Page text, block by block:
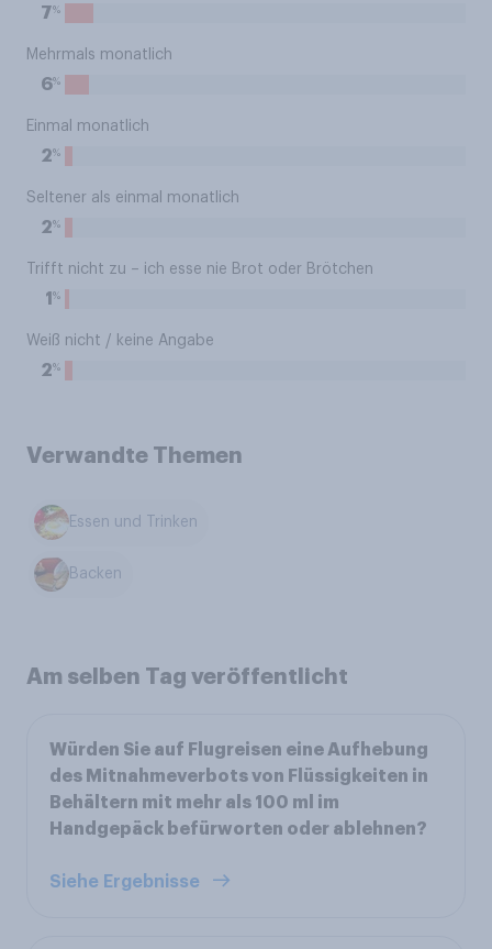
7%
Mehrmals monatlich
6%
Einmal monatlich
2%
Seltener als einmal monatlich
2%
Trifft nicht zu – ich esse nie Brot oder Brötchen
1 %
Weiß nicht / keine Angabe
2%
Verwandte Themen
Essen und Trinken
Backen
Am selben Tag veröffentlicht
Würden Sie auf Flugreisen eine Aufhebung
des Mitnahmeverbots von Flüssigkeiten in
Behältern mit mehr als 100 ml im
Handgepäck befürworten oder ablehnen?
Siehe Ergebnisse